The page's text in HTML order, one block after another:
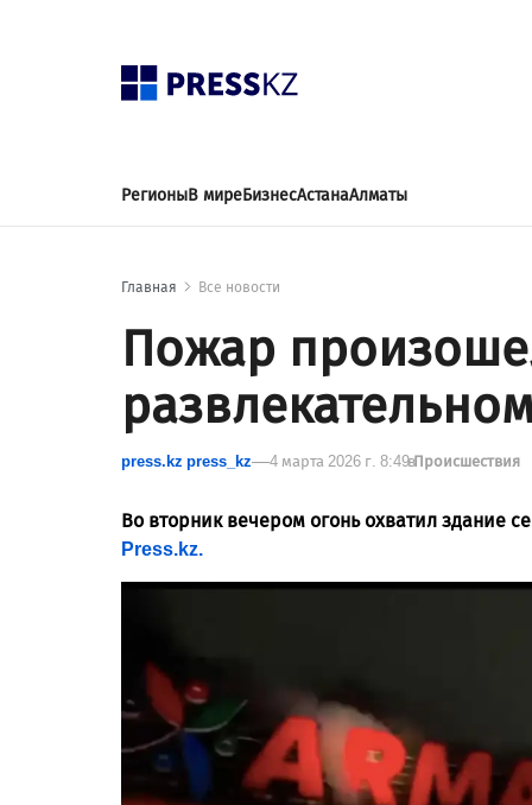
РегионыВ миреБизнесАстанаАлматы
Главная Все новости
Пожар
press.kz press_kz 4 марта 2026 г. 8:49вПроисшествия
Во вторник вечером огонь охватил здание
Press.kz.